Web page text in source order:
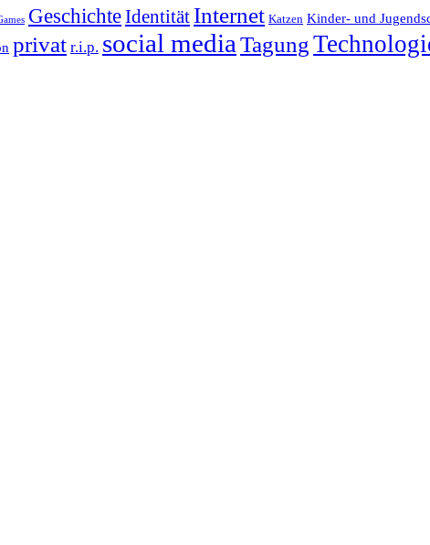
GeschichteIdentität Internet Katzen Kinder- und
privat r.i.p. social media Tagung